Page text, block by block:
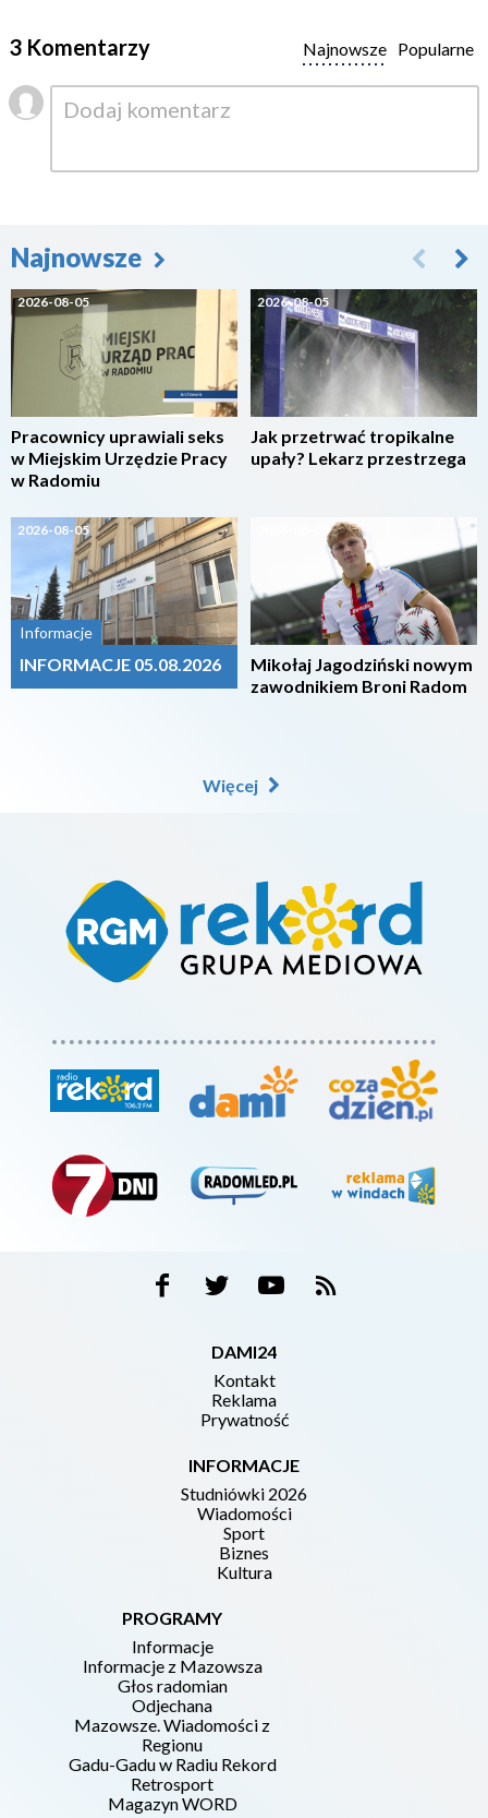
3 Komentarzy Popularne
Najnowsze
Najnowsze
2026-08-05
Pracownicy uprawiali seks
w Miejskim Urzędzie Pracy
w Radomiu
2026-08-05
Informacje
INFORMACJE 05.08.2026
2026-08-05
Jak przetrwać tropikalne
upały? Lekarz przestrzega
2026-08-05
Mikołaj Jagodziński nowym
zawodnikiem Broni Radom
Więcej
DAMI24
Kontakt
Reklama
Prywatność
INFORMACJE
Studniówki 2026
Wiadomości
Sport
Biznes
Kultura
PROGRAMY
Informacje
Informacje z Mazowsza
Głos radomian
Odjechana
Mazowsze. Wiadomości z
Regionu
Gadu-Gadu w Radiu Rekord
Retrosport
Magazyn WORD